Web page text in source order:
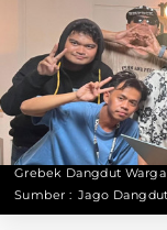
Grebek Dangdut
Sumber : Jago Dangdut